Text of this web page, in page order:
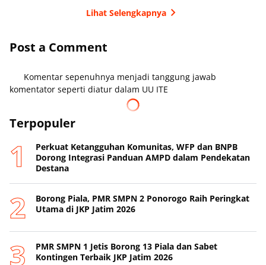
Lihat Selengkapnya
Post a Comment
Komentar sepenuhnya menjadi tanggung jawab
komentator seperti diatur dalam UU ITE
Terpopuler
Perkuat Ketangguhan Komunitas, WFP dan BNPB
Dorong Integrasi Panduan AMPD dalam Pendekatan
Destana
Borong Piala, PMR SMPN 2 Ponorogo Raih Peringkat
Utama di JKP Jatim 2026
PMR SMPN 1 Jetis Borong 13 Piala dan Sabet
Kontingen Terbaik JKP Jatim 2026